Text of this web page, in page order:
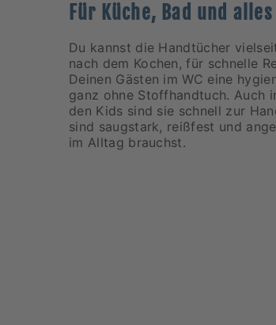
Für Küche, Bad und
Du kannst die Handtücher
nach dem Kochen, für schnelle
Deinen Gästen im WC eine
ganz ohne Stoffhandtuch. Auch
den Kids sind sie schnell zur
sind saugstark, reißfest und
im Alltag brauchst.